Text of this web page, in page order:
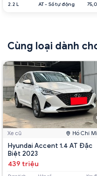
2.2 L AT - Số tự động
Cùng loại dành
Xe cũ Hồ Chí
Hyundai Accent 1.4 AT Đặc
Biệt 2023
439 triệu